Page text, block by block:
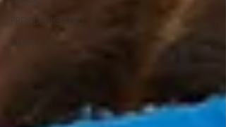
PREVIDENCIÁRIO
SERVIDOR